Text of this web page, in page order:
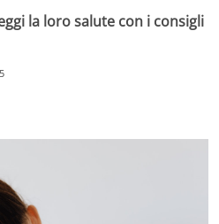
la loro salute con i consigli